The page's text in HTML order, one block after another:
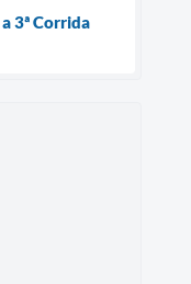
3ª Corrida